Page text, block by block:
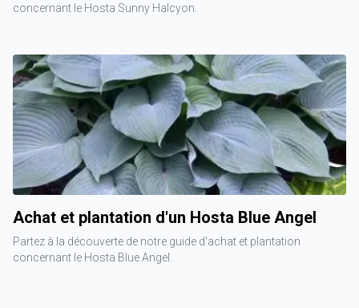
concernant le Hosta Sunny Halcyon.
Achat et plantation d'un Hosta Blue Angel
Partez à la découverte de notre guide d'achat et plantation
concernant le Hosta Blue Angel.